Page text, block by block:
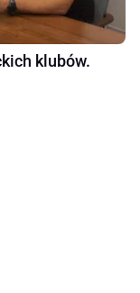
klubów.